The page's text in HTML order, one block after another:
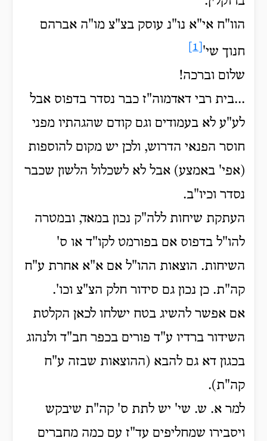
הוו"ח אי"א נו"נ עוסק בצ"צ מו"ה אברהם
חנוך שי'
שלום וברכה!
...בית רבי דאדמוה"ז כבר נסדר בדפוס אבל
לע"ע לא בעמודים וגם קודם שהגהתיו מפני
חוסר הפנאי הדרוש, ולכן יש מקום להוספות
(אפי' באמצע) אבל לא לשכלול הלשון שכבר
נסדר וכיו"ב.
העתקת שיחות ללה"ק נכון במאד, ובמטרה
להו"ל בדפוס אם בפורמט לקו"ד או ס'
השיחות. הוצאות ההו"ל אם א"א אחרת ע"ח
קה"ת. כן נכון גם סידור חלק הצ"צ וכו'.
אם אפשר להשיג בטח ישלחו לכאן הקלטת
השידור ברדיו ע"ד פורים בכפר חב"ד ולנהוג
בכגון דא גם להבא (ההוצאות שבזה ע"ח
קה"ת).
למר א. ש. שי' יש לתת ס' קה"ת שיבקש
ויסבירו שמחליפים עד"ז עם כמה מחברים